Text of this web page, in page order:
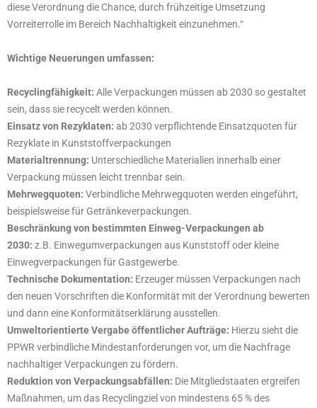
diese Verordnung die Chance, durch frühzeitige Umsetzung
Vorreiterrolle im Bereich Nachhaltigkeit einzunehmen.“
Wichtige Neuerungen umfassen:
Recyclingfähigkeit: Alle Verpackungen müssen ab 2030 so gestaltet
sein, dass sie recycelt werden können.
Einsatz von Rezyklaten: ab 2030 verpflichtende Einsatzquoten für
Rezyklate in Kunststoffverpackungen
Materialtrennung: Unterschiedliche Materialien innerhalb einer
Verpackung müssen leicht trennbar sein.
Mehrwegquoten: Verbindliche Mehrwegquoten werden eingeführt,
beispielsweise für Getränkeverpackungen.
Beschränkung von bestimmten Einweg-Verpackungen ab
2030: z.B. Einwegumverpackungen aus Kunststoff oder kleine
Einwegverpackungen für Gastgewerbe.
Technische Dokumentation: Erzeuger müssen Verpackungen nach
den neuen Vorschriften die Konformität mit der Verordnung bewerten
und dann eine Konformitätserklärung ausstellen.
Umweltorientierte Vergabe öffentlicher Aufträge: Hierzu sieht die
PPWR verbindliche Mindestanforderungen vor, um die Nachfrage
nachhaltiger Verpackungen zu fördern.
Reduktion von Verpackungsabfällen: Die Mitgliedstaaten ergreifen
Maßnahmen, um das Recyclingziel von mindestens 65 % des